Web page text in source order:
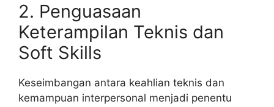
2. Penguasaan
Keterampilan Teknis dan
Soft Skills
Keseimbangan antara keahlian teknis dan
kemampuan interpersonal menjadi penentu